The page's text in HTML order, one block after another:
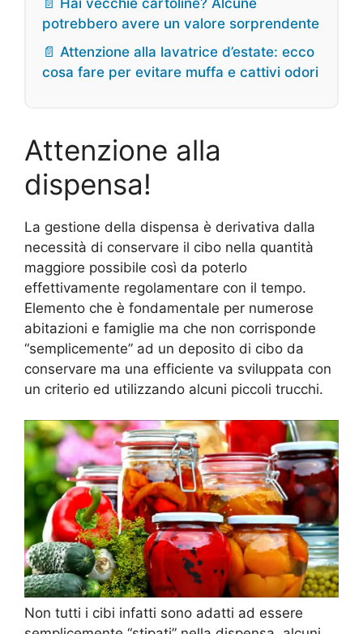
potrebbero avere un valore sorprendente
📄 Attenzione alla lavatrice d’estate: ecco
cosa fare per evitare muffa e cattivi odori
Attenzione alla
dispensa!
La gestione della dispensa è derivativa dalla
necessità di conservare il cibo nella quantità
maggiore possibile così da poterlo
effettivamente regolamentare con il tempo.
Elemento che è fondamentale per numerose
abitazioni e famiglie ma che non corrisponde
“semplicemente” ad un deposito di cibo da
conservare ma una efficiente va sviluppata con
un criterio ed utilizzando alcuni piccoli trucchi.
Non tutti i cibi infatti sono adatti ad essere